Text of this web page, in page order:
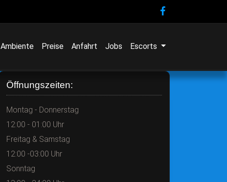
Ambiente Preise Anfahrt Jobs Escorts
Öffnungszeiten:
Montag - Donnerstag
12:00 - 01:00 Uhr
Freitag & Samstag
12:00 -03:00 Uhr
Sonntag